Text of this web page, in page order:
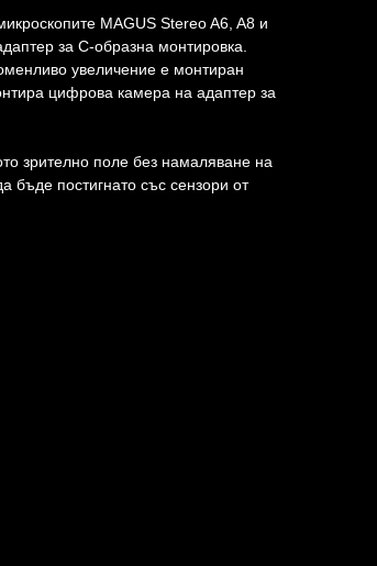
MAGUS Stereo A6, A8 и
за С-образна монтировка.
увеличение е монтиран
цифрова камера на адаптер за
зрително поле без намаляване на
бъде постигнато със сензори от